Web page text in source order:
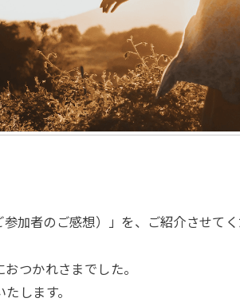
加者のご感想）」を、ご紹介させてく
つかれさまでした。
します。